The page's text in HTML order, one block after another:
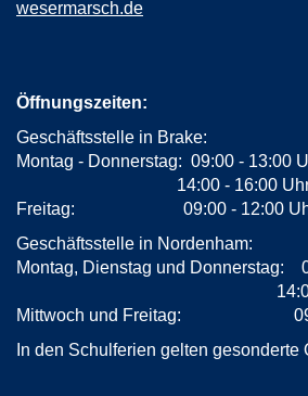
wesermarsch.de
Öffnungszeiten:
Geschäftsstelle in Brake:
Montag - Donnerstag: 09:00 - 13:00
14:00 - 16:00
Freitag: 09:00 - 12:00
Geschäftsstelle in Nordenham:
Montag, Dienstag und Donnerstag:
14:00 -
Mittwoch und Freitag:
In den Schulferien gelten gesonderte